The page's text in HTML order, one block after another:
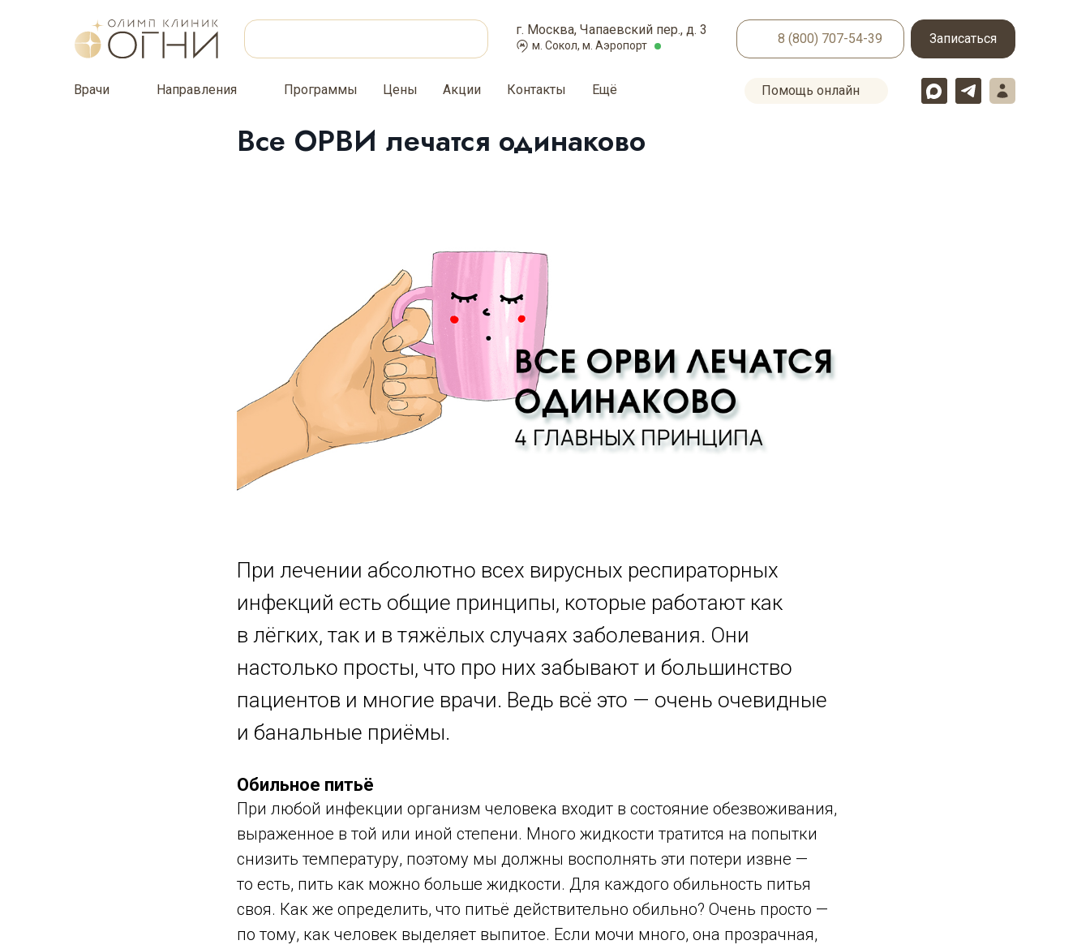
Записаться
8 (800) 707-54-39
Ещё
Контакты
Акции
Цены
Программы
Направления
Врачи Помощь онлайн
м. Сокол, м. Аэропорт
г. Москва, Чапаевский пер., д. 3
Все ОРВИ лечатся одинаково
При лечении абсолютно всех вирусных респираторных
инфекций есть общие принципы, которые работают как
в лёгких, так и в тяжёлых случаях заболевания. Они
настолько просты, что про них забывают и большинство
пациентов и многие врачи. Ведь всё это — очень очевидные
и банальные приёмы.
Обильное питьё
При любой инфекции организм человека входит в состояние обезвоживания,
выраженное в той или иной степени. Много жидкости тратится на попытки
снизить температуру, поэтому мы должны восполнять эти потери извне —
то есть, пить как можно больше жидкости. Для каждого обильность питья
своя. Как же определить, что питьё действительно обильно? Очень просто —
по тому, как человек выделяет выпитое. Если мочи много, она прозрачная,